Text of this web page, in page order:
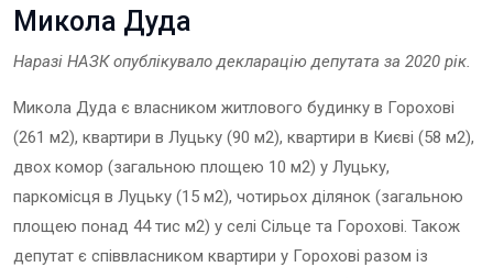
Микола Дуда
Наразі НАЗК опублікувало декларацію депутата за 2020 рік.
Микола Дуда є власником житлового будинку в Горохові
(261 м2), квартири в Луцьку (90 м2), квартири в Києві (58 м2),
двох комор (загальною площею 10 м2) у Луцьку,
паркомісця в Луцьку (15 м2), чотирьох ділянок (загальною
площею понад 44 тис м2) у селі Сільце та Горохові. Також
депутат є співвласником квартири у Горохові разом із